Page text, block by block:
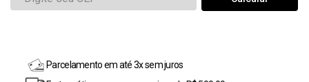
Parcelamento em até 3x sem juros